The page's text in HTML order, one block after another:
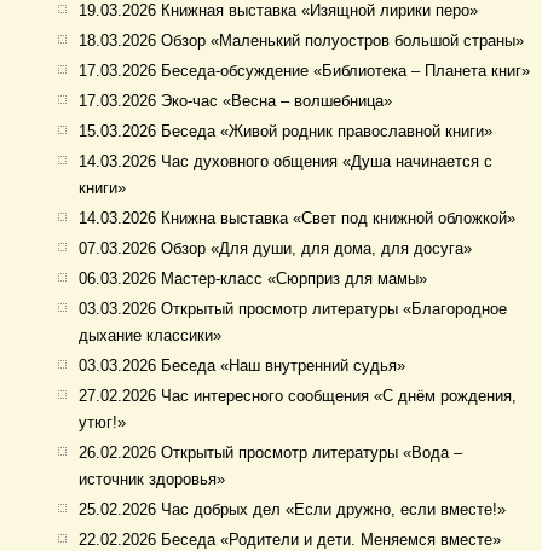
19.03.2026 Книжная выставка «Изящной лирики перо»
18.03.2026 Обзор «Маленький полуостров большой страны»
17.03.2026 Беседа-обсуждение «Библиотека – Планета книг»
17.03.2026 Эко-час «Весна – волшебница»
15.03.2026 Беседа «Живой родник православной книги»
14.03.2026 Час духовного общения «Душа начинается с
книги»
14.03.2026 Книжна выставка «Свет под книжной обложкой»
07.03.2026 Обзор «Для души, для дома, для досуга»
06.03.2026 Мастер-класс «Сюрприз для мамы»
03.03.2026 Открытый просмотр литературы «Благородное
дыхание классики»
03.03.2026 Беседа «Наш внутренний судья»
27.02.2026 Час интересного сообщения «С днём рождения,
утюг!»
26.02.2026 Открытый просмотр литературы «Вода –
источник здоровья»
25.02.2026 Час добрых дел «Если дружно, если вместе!»
22.02.2026 Беседа «Родители и дети. Меняемся вместе»